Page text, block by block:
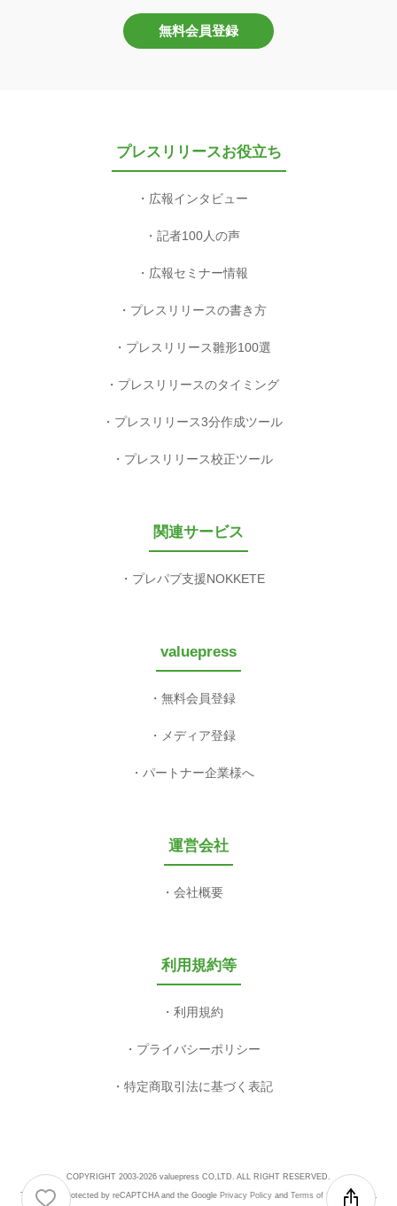
無料会員登録
プレスリリースお役立ち
広報インタビュー
記者100人の声
広報セミナー情報
プレスリリースの書き方
プレスリリース雛形100選
プレスリリースのタイミング
プレスリリース3分作成ツール
プレスリリース校正ツール
関連サービス
プレパブ支援NOKKETE
valuepress
無料会員登録
メディア登録
パートナー企業様へ
運営会社
会社概要
利用規約等
利用規約
プライバシーポリシー
特定商取引法に基づく表記
COPYRIGHT 2003-2026 valuepress CO,LTD. ALL RIGHT RESERVED.
This site is protected by reCAPTCHA and the Google Privacy Policyand Terms of Serviceapply.